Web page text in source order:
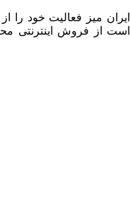
است از فروش اینترنتی